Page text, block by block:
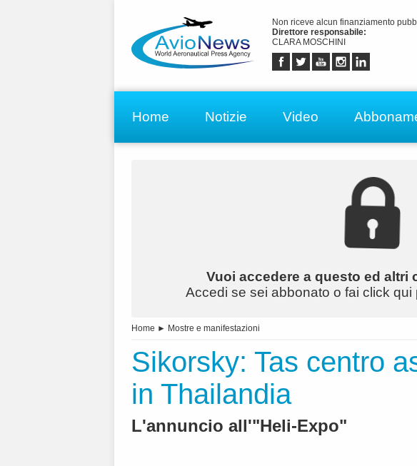
Non riceve alcun finanziamento
Direttore responsabile:
CLARA MOSCHINI
Home Notizie Video
Vuoi accedere a questo ed altri
Accedi se sei abbonato o fai click qui
Home ► Mostre e manifestazioni
Sikorsky: Tas centro
in Thailandia
L'annuncio all'"Heli-Expo"